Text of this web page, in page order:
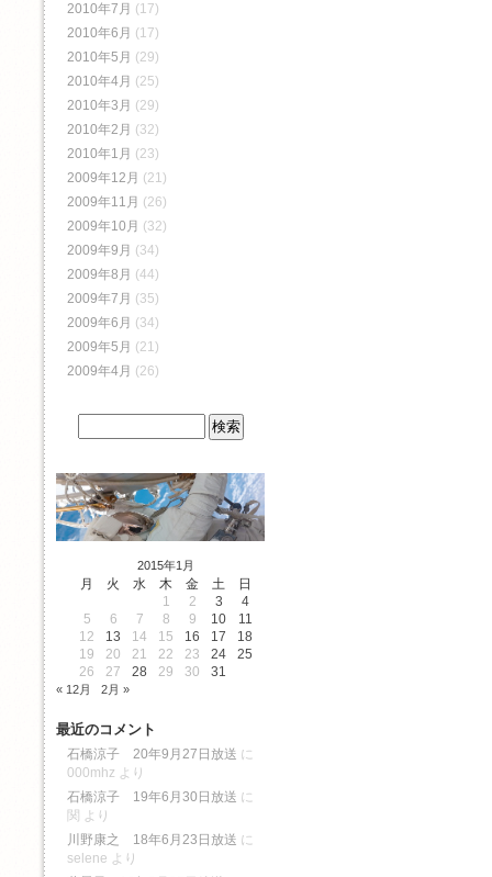
2010年7月 (17)
2010年6月 (17)
2010年5月 (29)
2010年4月 (25)
2010年3月 (29)
2010年2月 (32)
2010年1月 (23)
2009年12月 (21)
2009年11月 (26)
2009年10月 (32)
2009年9月 (34)
2009年8月 (44)
2009年7月 (35)
2009年6月 (34)
2009年5月 (21)
2009年4月 (26)
2015年1月
月 火 水 木 金 土
日
1
2 3
4
5
6 7 8 9 10
11
12
13 14 15 16 17
18
19
20 21 22 23 24
25
26
27 28 29 30 31
« 12月 2月 »
最近のコメント
石橋涼子 20年9月27日放送 に
000mhz より
石橋涼子 19年6月30日放送 に
関 より
川野康之 18年6月23日放送 に
selene より